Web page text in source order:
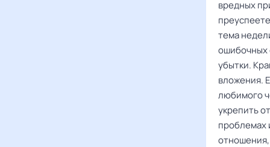
вредных
тема
ошибочных
убытки.
вложения.
любимого
укрепить
проблемах